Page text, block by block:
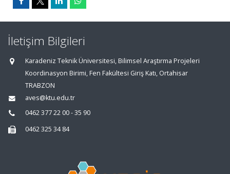
İletişim Bilgileri
Karadeniz Teknik Üniversitesi, Bilimsel Araştırma Projeleri
Koordinasyon Birimi, Fen Fakültesi Giriş Katı, Ortahisar
TRABZON
aves@ktu.edu.tr
0462 377 22 00 - 35 90
0462 325 34 84